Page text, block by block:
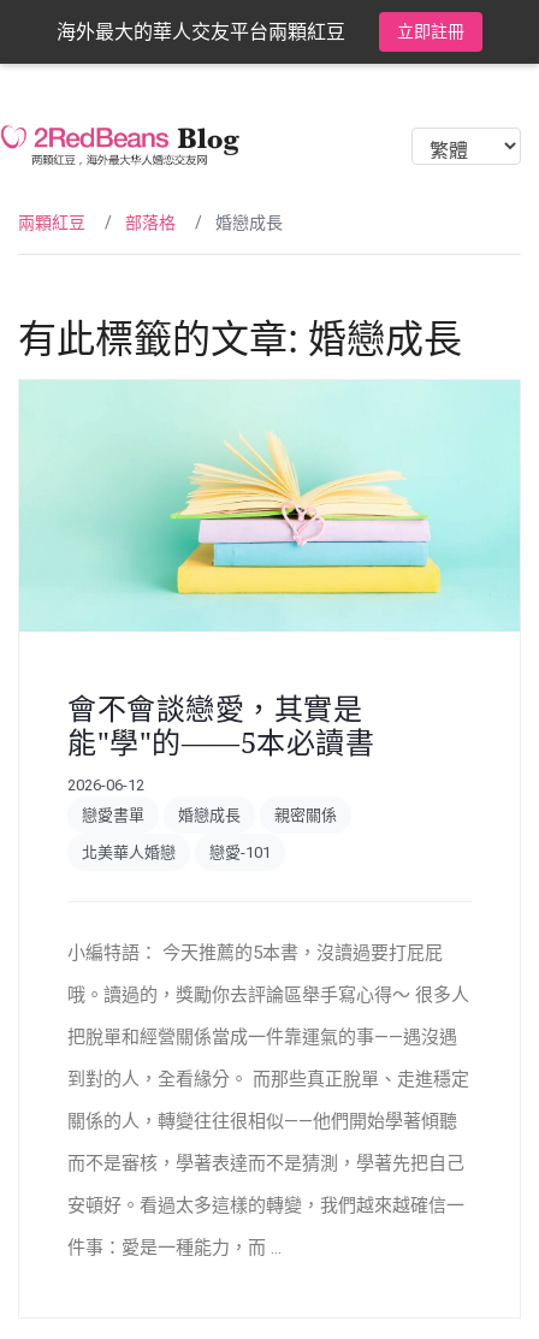
海外最大的華人交友平台兩顆紅豆 立即註冊
兩顆紅豆 部落格 婚戀成長
有此標籤的文章: 婚戀成長
會不會談戀愛，其實是
能"學"的——5本必讀書
2026-06-12
戀愛書單
婚戀成長 親密關係
北美華人婚戀 戀愛-101
小編特語： 今天推薦的5本書，沒讀過要打屁屁
哦。讀過的，獎勵你去評論區舉手寫心得～ 很多人
把脫單和經營關係當成一件靠運氣的事——遇沒遇
到對的人，全看緣分。 而那些真正脫單、走進穩定
關係的人，轉變往往很相似——他們開始學著傾聽
而不是審核，學著表達而不是猜測，學著先把自己
安頓好。看過太多這樣的轉變，我們越來越確信一
件事：愛是一種能力，而 ...